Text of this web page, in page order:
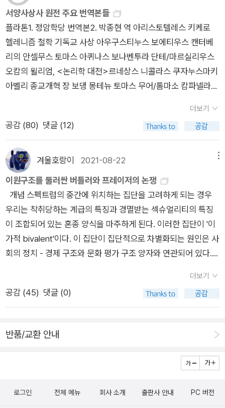
지는 것이 문제라는 지적인데, 사실 이런 세태는 지금도 마찬가지
이다.대표적인 것이 최근 급부상한 탄핵 찬성 극우 세력의 사고방
식이니, 자신들은 어떤 '사실'을 안다고 주장하지만, 실제로는 객
관적 근거 없는 주장에 대한 '믿음'이기 때문이다. 부정 선거며 내
란 혐의는 물론이고 헌법 재판 같은 사법 체계 전반에 대해서까지
도 의문을 제기하고 있다니, 조만간 데카르트처럼 스스로의 존재
에 대해서까지도 회의하게 되지는 않을지.특히 어떤 '사실'에 대
한 '증언'의 혼란에 관해서라면 굳이 마르탱 게르나 몽테뉴까지
들먹일 필요 없이 지금 우리나라에서 벌어지는 탄핵 재판이 잘 보
여주고 있지 않나 싶기도 하다. 최근에는 비상 계엄 상황에서 주
고받은 단어가 '의원'이냐 '인원'이냐를 두고 법정 안팎에서 여러
사람이 설전까지 벌이는 판이라니, 지켜보는 국민 입장에서는 자
괴감만 커진다.현직 대통령으로 말하자면 과거에도 미국 대통령
을 만난 직후 욕설을 섞어서 막말을 내놓았다가, 뒤늦게 문제가
되자 '바이든'이 아니라 '날리면'이라 말했다며 도무지 이해할 수
없는 궤변을 내놓기도 했다. 이런 식이라면 조만간 '비상 계엄'도
'비싼데염'이란 혼잣말이 와전되었을 뿐이고, 사실 자기는 '대통
령'이 아니라 '머통령'이라는 주장도 나올 만하겠다.구체적인 맥
고 '어' 다르다고 했지만, 비상 계엄과 내란 혐의는 단순히 모음 하
조리함만 더해간다.'의원'인지 '인원'인지 어/아 구분이 그렇게 중
요하면, 차라리 다음 대통령인지 머통령인지는 차라리 발음이 정
확한 아나운서 출신 정치인을 뽑아야 하지 않을까. 물론 요즘 유
차할 가능성도 없지는 않을 테니 살짝 불안하지만, 그래도 기상캐
서양사상사 원전 주요 번역본들
플라톤1. 정암학당 번역본2. 박종현 역 아리스토텔레스 키케로
헬레니즘 철학 기독교 사상 아우구스티누스 보에티우스 캔터베
리의 안셀무스 토마스 아퀴나스 보나벤투라 단테/마르실리우스
오캄의 윌리엄, <논리학 대전>르네상스 니콜라스 쿠자누스마키
아벨리 종교개혁 장 보댕 몽테뉴 토마스 무어/톰마소 캄파넬라
과학 사상 수평파 존 로크 라이프니츠 에드워드 기번 몽테스키외
스 독일관념론 헤겔 요한 고트프리트 폰 헤르더 막스 슈티르너 콩
도르세 철학적 급진주의 오귀스트 콩트 프루동 마르크스/엥겔스
찰스 다윈 키에르케고르
더보기
공감 (80) 댓글 (12)
겨울호랑이 2021-08-22
이원구조를 둘러싼 버틀러와 프레이저의 논쟁
개념 스펙트럼의 중간에 위치하는 집단을 고려하게 되는 경우
우리는 착취당하는 계급의 특징과 경멸받는 섹슈얼리티의 특징
이 조합되어 있는 혼종 양식을 마주하게 된다. 이러한 집단이 '이
가적 bivalent'이다. 이 집단이 집단적으로 차별화되는 원인은 사
회의 정치 - 경제 구조와 문화 평가 구조 양자와 연관되어 있다.
그 원인이 되는 부정의에 시달리는 것이다. _ 낸시 프레이저, <불
평등과 모욕을 넘어> <재분배에서 인정으로? >, p42 낸시 프
는 그의 정의론과 이에 대한 비판자들의 논박이 실린 책이다. 개
인적으로 여러 비판자들 중에서 가장 눈에 띄는 인물은 아무래도
주디스 버틀러(Judith Butler, 1956 ~ )가 될 수 밖에 없었는데,
그래서 이들의 논쟁을 이번 페이퍼에서 다뤄보려 한다. 먼저 낸
더보기
공감 (45) 댓글 (0)
반품/교환 안내
로그인 전체 메뉴 회사 소개 출판사 안내 PC 버전